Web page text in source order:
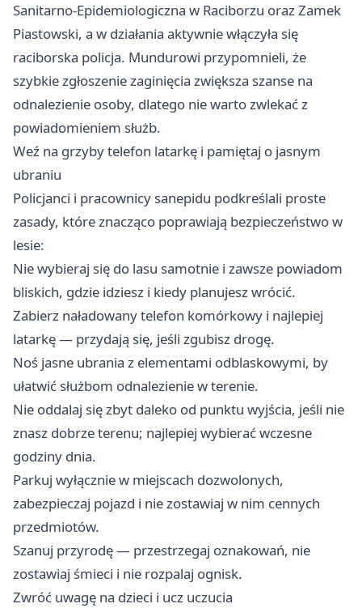
Sanitarno‑Epidemiologiczna w Raciborzu oraz Zamek
Piastowski, a w działania aktywnie włączyła się
raciborska policja. Mundurowi przypomnieli, że
szybkie zgłoszenie zaginięcia zwiększa szanse na
odnalezienie osoby, dlatego nie warto zwlekać z
powiadomieniem służb.
Weź na grzyby telefon latarkę i pamiętaj o jasnym
ubraniu
Policjanci i pracownicy sanepidu podkreślali proste
zasady, które znacząco poprawiają bezpieczeństwo w
lesie:
Nie wybieraj się do lasu samotnie i zawsze powiadom
bliskich, gdzie idziesz i kiedy planujesz wrócić.
Zabierz naładowany telefon komórkowy i najlepiej
latarkę — przydają się, jeśli zgubisz drogę.
Noś jasne ubrania z elementami odblaskowymi, by
ułatwić służbom odnalezienie w terenie.
Nie oddalaj się zbyt daleko od punktu wyjścia, jeśli nie
znasz dobrze terenu; najlepiej wybierać wczesne
godziny dnia.
Parkuj wyłącznie w miejscach dozwolonych,
zabezpieczaj pojazd i nie zostawiaj w nim cennych
przedmiotów.
Szanuj przyrodę — przestrzegaj oznakowań, nie
zostawiaj śmieci i nie rozpalaj ognisk.
Zwróć uwagę na dzieci i ucz uczucia